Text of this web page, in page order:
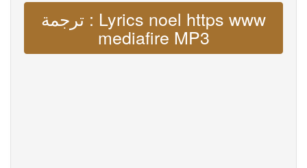
ترجمة : Lyrics noel https www
mediafire MP3